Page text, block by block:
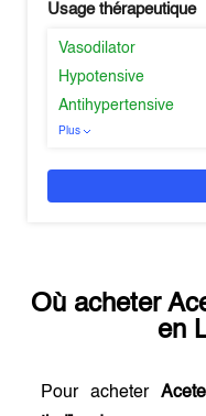
Usage thérapeutique
Vasodilator
Hypotensive
Antihypertensive
Plus
Où acheter
en
Pour acheter